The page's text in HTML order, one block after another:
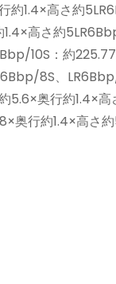
1.4×高さ約
高さ約
10S：約
8S、LR6Bbp/
奥行約1.4×高
奥行約1.4×高さ